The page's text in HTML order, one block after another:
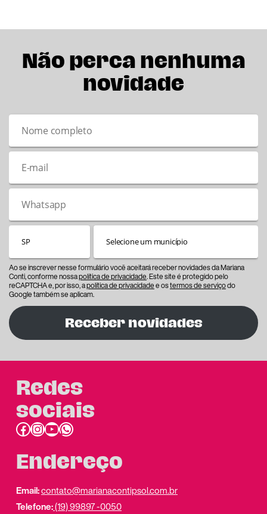
Não perca nenhuma
novidade
Ao se inscrever nesse formulário você aceitará receber novidades da Mariana
Conti, conforme nossapolítica de privacidade. Este site é protegido pelo
reCAPTCHA e, por isso, apolítica de privacidadee ostermos de serviçodo
Google também se aplicam.
Receber novidades
Redes
sociais
Facebook InstagramYoutube link do whatsapp
Endereço
Email:contato@marianacontipsol.com.br
Telefone:(19) 99897 -0050